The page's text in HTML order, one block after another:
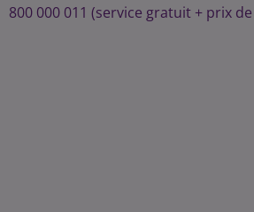
800 000 011 (service gratuit + prix de